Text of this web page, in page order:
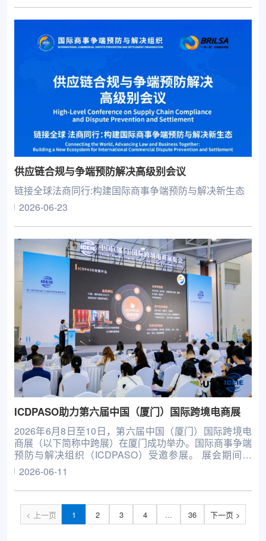
供应链合规与争端预防解决高级别会议
链接全球法商同行:构建国际商事争端预防与解决新生态
2026-06-23
ICDPASO助力第六届中国（厦门）国际跨境电商展
2026年6月8日至10日，第六届中国（厦门）国际跨境电
商展（以下简称中跨展）在厦门成功举办。国际商事争端
预防与解决组织（ICDPASO）受邀参展。 展会期间，
ICDPASO设立商事法律服务咨询展台，围绕跨境合规、
国际贸易、涉外争议处理、多元化纠纷解决等内容，为参
展商、采购商及观展团组提供专业咨询服务。 6月10日，
在
2026-06-11
< 上一页 1 2 3 4 ... 36 下一页 >